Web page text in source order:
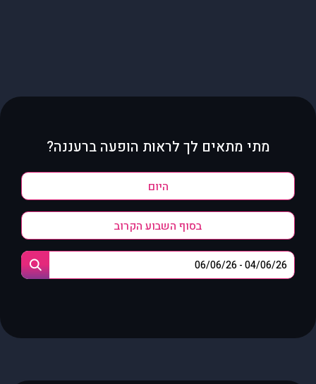
מתי מתאים לך לראות הופעה ברעננה?
היום
בסוף השבוע הקרוב